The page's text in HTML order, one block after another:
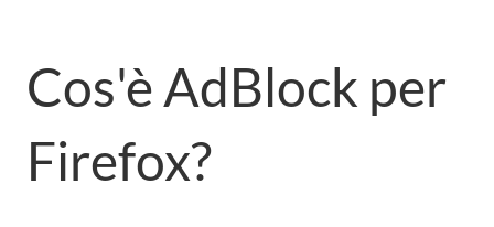
Cos'è AdBlock per
Firefox?